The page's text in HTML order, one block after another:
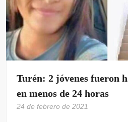
Turén: 2 jóvenes fueron
en menos de 24 horas
24 de febrero de 2021